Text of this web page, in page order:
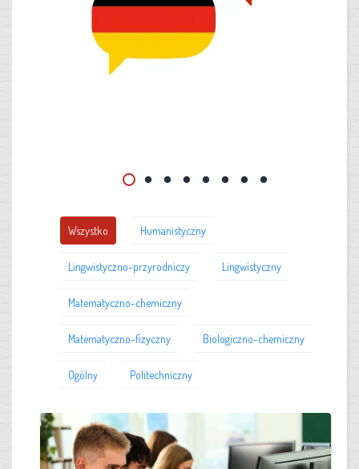
Wszystko Humanistyczny
Lingwistyczno-przyrodniczy Lingwistyczny
Matematyczno-chemiczny
Matematyczno-fizyczny Biologiczno-chemiczny
Ogólny Politechniczny